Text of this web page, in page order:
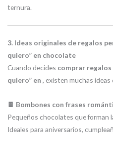
ternura.
3. Ideas originales de regalos
quiero” en chocolate
Cuando decides comprar
quiero” en , existen muchas
🍫 Bombones con frases
Pequeños chocolates que forman
Ideales para aniversarios,